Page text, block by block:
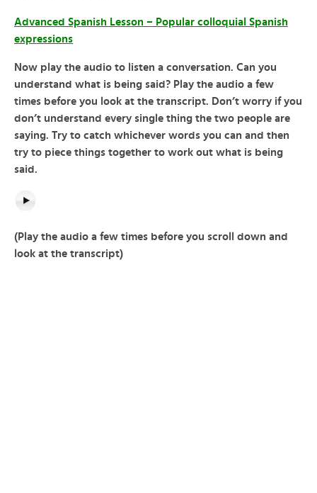
Advanced Spanish Lesson – Popular colloquial Spanish
expressions
Now play the audio to listen a conversation. Can you
understand what is being said? Play the audio a few
times before you look at the transcript. Don’t worry if you
don’t understand every single thing the two people are
saying. Try to catch whichever words you can and then
try to piece things together to work out what is being
said.
(Play the audio a few times before you scroll down and
look at the transcript)